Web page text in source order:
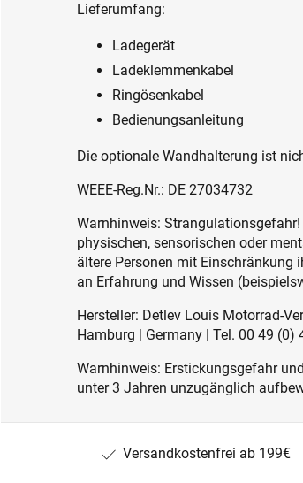
Lieferumfang:
Ladegerät
Ladeklemmenkabel
Ringösenkabel
Bedienungsanleitung
Die optionale Wandhalterung ist
WEEE-Reg.Nr.: DE 27034732
Warnhinweis:
physischen, sensorischen oder
ältere Personen mit Einschränkung
an Erfahrung und Wissen
Hersteller: Detlev Louis Motorrad-
Hamburg | Germany | Tel. 00 49
Warnhinweis: Erstickungsgefahr
unter 3 Jahren unzugänglich
Versandkostenfrei ab 199€